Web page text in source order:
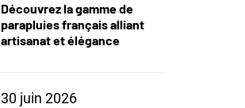
Découvrez la gamme de
parapluies français alliant
artisanat et élégance
30 juin 2026